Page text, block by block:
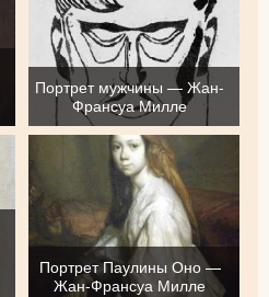
Портрет мужчины — Жан-
Франсуа Милле
Портрет Паулины Оно —
Жан-Франсуа Милле